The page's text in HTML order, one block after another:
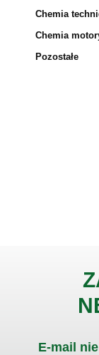
Chemia
Chemia
Pozostałe
E-mail